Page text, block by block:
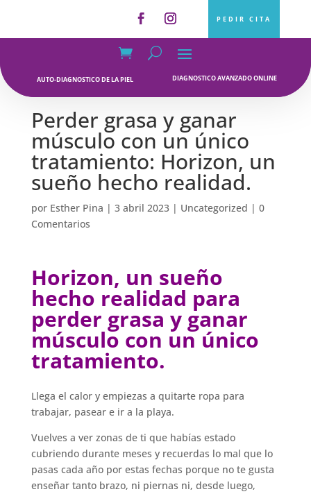
PEDIR CITA
AUTO-DIAGNOSTICO DE LA PIEL DIAGNOSTICO AVANZADO ONLINE
Perder grasa y ganar
músculo con un único
tratamiento: Horizon, un
sueño hecho realidad.
por Esther Pina | 3 abril 2023| Uncategorized | 0
Comentarios
Horizon, un sueño
hecho realidad para
perder grasa y ganar
músculo con un único
tratamiento.
Llega el calor y empiezas a quitarte ropa para
trabajar, pasear e ir a la playa.
Vuelves a ver zonas de ti que habías estado
cubriendo durante meses y recuerdas lo mal que lo
pasas cada año por estas fechas porque no te gusta
enseñar tanto brazo, ni piernas ni, desde luego,